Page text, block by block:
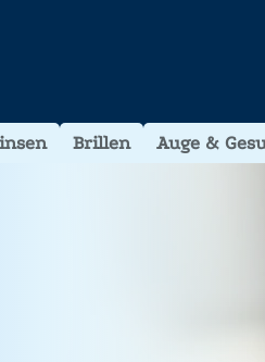
Brillen Auge &